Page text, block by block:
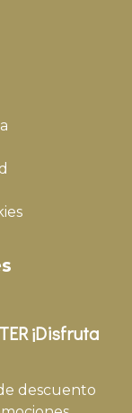
¡Disfruta
descuento